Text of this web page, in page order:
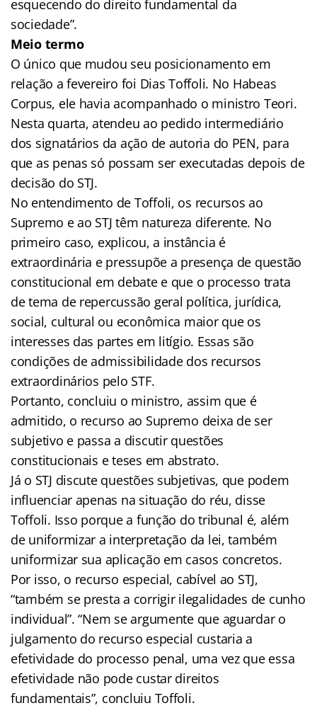
esquecendo do direito fundamental da
sociedade”.
Meio termo
O único que mudou seu posicionamento em
relação a fevereiro foi Dias Toffoli. No Habeas
Corpus, ele havia acompanhado o ministro Teori.
Nesta quarta, atendeu ao pedido intermediário
dos signatários da ação de autoria do PEN, para
que as penas só possam ser executadas depois de
decisão do STJ.
No entendimento de Toffoli, os recursos ao
Supremo e ao STJ têm natureza diferente. No
primeiro caso, explicou, a instância é
extraordinária e pressupõe a presença de questão
constitucional em debate e que o processo trata
de tema de repercussão geral política, jurídica,
social, cultural ou econômica maior que os
interesses das partes em litígio. Essas são
condições de admissibilidade dos recursos
extraordinários pelo STF.
Portanto, concluiu o ministro, assim que é
admitido, o recurso ao Supremo deixa de ser
subjetivo e passa a discutir questões
constitucionais e teses em abstrato.
Já o STJ discute questões subjetivas, que podem
influenciar apenas na situação do réu, disse
Toffoli. Isso porque a função do tribunal é, além
de uniformizar a interpretação da lei, também
uniformizar sua aplicação em casos concretos.
Por isso, o recurso especial, cabível ao STJ,
“também se presta a corrigir ilegalidades de cunho
individual”. “Nem se argumente que aguardar o
julgamento do recurso especial custaria a
efetividade do processo penal, uma vez que essa
efetividade não pode custar direitos
fundamentais”, concluiu Toffoli.